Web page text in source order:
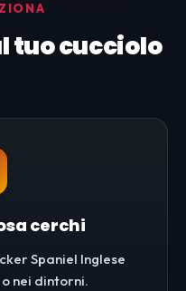
tuo cucciolo
cerchi
Spaniel Inglese
nei dintorni.